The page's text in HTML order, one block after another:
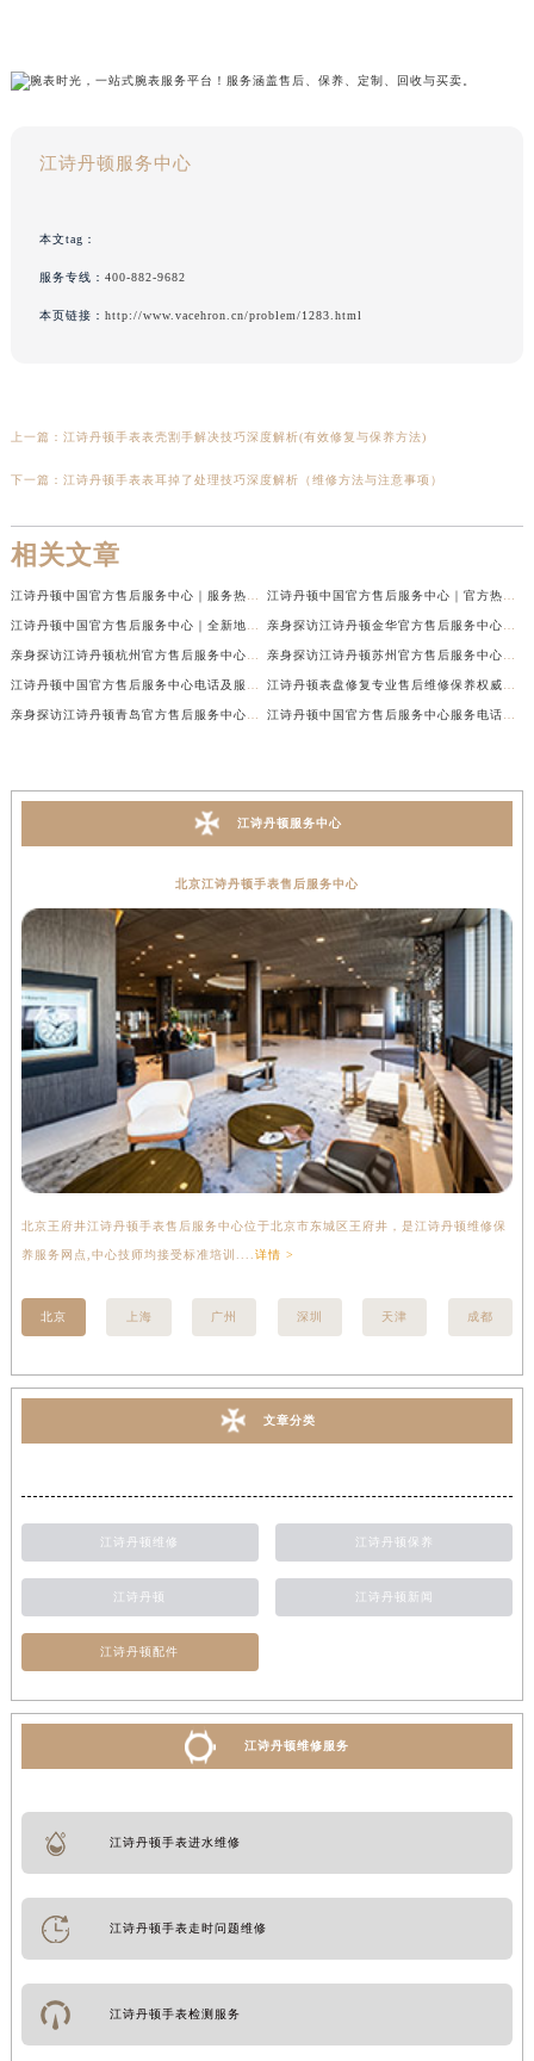
江诗丹顿服务中心
本文tag：
服务专线： 400-882-9682
本页链接： http://www.vacehron.cn/problem/1283.html
上一篇： 江诗丹顿手表表壳割手解决技巧深度解析(有效修复与保养方法)
下一篇： 江诗丹顿手表表耳掉了处理技巧深度解析（维修方法与注意事项）
相关文章
江诗丹顿中国官方售后服务中心｜服务热线及全部维修地址权威信息通告（2026年7月最新） 江诗丹顿中国官方售后服务中心｜官方热线与门店地址权威信息声明（2026年7月最新）
江诗丹顿中国官方售后服务中心｜全新地址及售后电话权威信息通告（2026年7月最新） 亲身探访江诗丹顿金华官方售后服务中心｜全新地址电话（2026年7月最新）
亲身探访江诗丹顿杭州官方售后服务中心｜全部网点地址电话（2026年7月最新） 亲身探访江诗丹顿苏州官方售后服务中心｜完整地址与联系电话（2026年7月最新）
江诗丹顿中国官方售后服务中心电话及服务网点地址实地考察报告_多信源验证（2026年7月最新） 江诗丹顿表盘修复专业售后维修保养权威公示（2026年7月最新）
亲身探访江诗丹顿青岛官方售后服务中心｜全新服务热线及门店地址（2026年7月最新） 江诗丹顿中国官方售后服务中心服务电话及详细地址实地考察报告_多信源验证（2026年7月最新）
江诗丹顿服务中心
北京江诗丹顿手表售后服务中心
北京王府井江诗丹顿手表售后服务中心位于北京市东城区王府井，是江诗丹顿维修保
养服务网点,中心技师均接受标准培训....详情 >
北京 上海 广州 深圳 天津 成都
文章分类
江诗丹顿维修 江诗丹顿保养
江诗丹顿 江诗丹顿新闻
江诗丹顿配件
江诗丹顿维修服务
江诗丹顿手表进水维修
江诗丹顿手表走时问题维修
江诗丹顿手表检测服务